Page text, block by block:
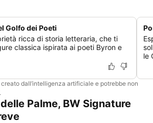
Golfo dei Poeti
ricca di storia letteraria, che ti
classica ispirata ai poeti Byron e
le
dall’intelligenza artificiale e potrebbe non
Palme, BW Signature